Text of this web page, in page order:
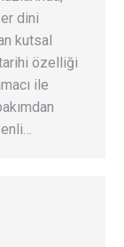
dini
kutsal
özelliği
ile